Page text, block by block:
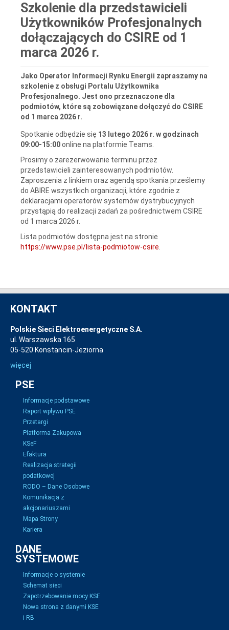
Szkolenie dla przedstawicieli
Użytkowników Profesjonalnych
dołączających do CSIRE od 1
marca 2026 r.
Jako Operator Informacji Rynku Energii zapraszamy na
szkolenie z obsługi Portalu Użytkownika
Profesjonalnego. Jest ono przeznaczone dla
podmiotów, które są zobowiązane dołączyć do CSIRE
od 1 marca 2026 r.
Spotkanie odbędzie się 13 lutego 2026 r. w godzinach
09:00-15:00online na platformie Teams.
Prosimy o zarezerwowanie terminu przez
przedstawicieli zainteresowanych podmiotów.
Zaproszenia z linkiem oraz agendą spotkania prześlemy
do ABIRE wszystkich organizacji, które zgodnie z
deklaracjami operatorów systemów dystrybucyjnych
przystąpią do realizacji zadań za pośrednictwem CSIRE
od 1 marca 2026 r.
Lista podmiotów dostępna jest na stronie
https://www.pse.pl/lista-podmiotow-csire
KONTAKT
Polskie Sieci Elektroenergetyczne S.A.
ul. Warszawska 165
05-520 Konstancin-Jeziorna
więcej
PSE
Informacje podstawowe
Raport wpływu PSE
Przetargi
Platforma Zakupowa
KSeF
Efaktura
Realizacja strategii
podatkowej
RODO – Dane Osobowe
Komunikacja z
akcjonariuszami
Mapa Strony
Kariera
DANE
SYSTEMOWE
Informacje o systemie
Schemat sieci
Zapotrzebowanie mocy KSE
Nowa strona z danymi KSE
i RB